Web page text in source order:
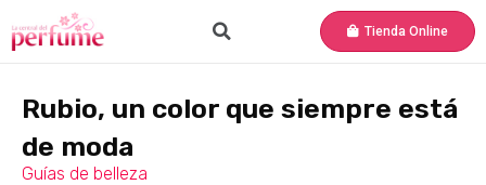
Tienda Online
Rubio, un color que siempre está
de moda
Guías de belleza